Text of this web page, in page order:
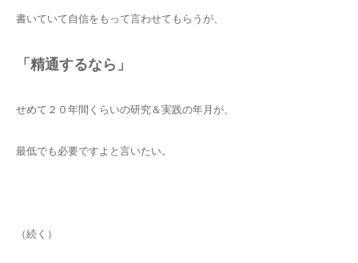
書いていて自信をもって言わせてもらうが、
「精通するなら」
せめて２０年間くらいの研究＆実践の年月が、
最低でも必要ですよと言いたい。
（続く）